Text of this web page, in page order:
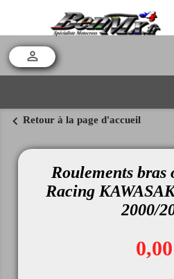

chevron_left Retour à la page d'accueil
Roulements
Racing
2000/